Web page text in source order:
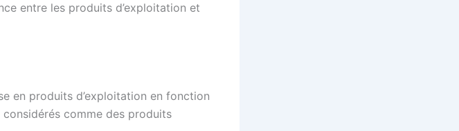
entre les produits d’exploitation et
en produits d’exploitation en fonction
comme des produits